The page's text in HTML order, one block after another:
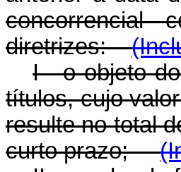
concorrencial
diretrizes:
I - o objeto
títulos, cujo
resulte no total
curto prazo;